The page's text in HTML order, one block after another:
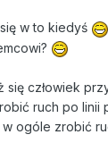
w to kiedyś
się człowiek
ruch po linii
ogóle zrobić